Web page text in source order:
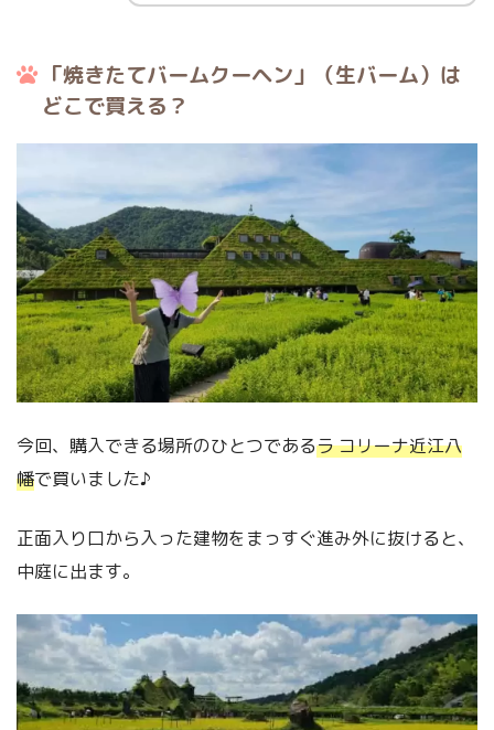
「焼きたてバームクーヘン」（生バーム）は
どこで買える？
今回、購入できる場所のひとつであるラ コリーナ近江八
幡で買いました♪
正面入り口から入った建物をまっすぐ進み外に抜けると、
中庭に出ます。